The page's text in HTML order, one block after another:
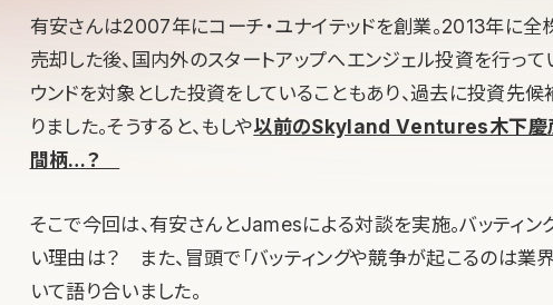
有安さんは2007年にコーチ・ユナイテッドを創業。2013年に全
売却した後、国内外のスタートアップへエンジェル投資を行って
ウンドを対象とした投資をしていることもあり、過去に投資先候
りました。そうすると、もしや以前のSkyland Ventures木下慶彦
間柄…？
そこで今回は、有安さんとJamesによる対談を実施。バッティン
い理由は？ また、冒頭で「バッティングや競争が起こるのは業
いて語り合いました。